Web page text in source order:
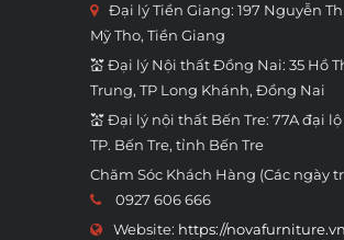
Đại lý Tiền Giang: 197 Nguyễn
Mỹ Tho, Tiền Giang
💒 Đại lý Nội thất Đồng Nai: 35 Hồ
Trung, TP Long Khánh, Đồng Nai
💒 Đại lý nội thất Bến Tre: 77A đại
TP. Bến Tre, tỉnh Bến Tre
Chăm Sóc Khách Hàng (Các ngày
0927 606 666
Website: https://novafurniture.vn